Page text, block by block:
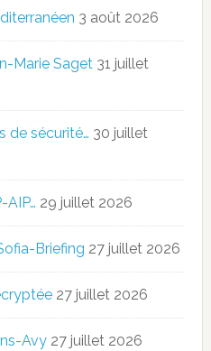
3 août 2026
Marie Saget 31 juillet
de sécurité… 30 juillet
AIP… 29 juillet 2026
Briefing 27 juillet 2026
27 juillet 2026
Avy 27 juillet 2026